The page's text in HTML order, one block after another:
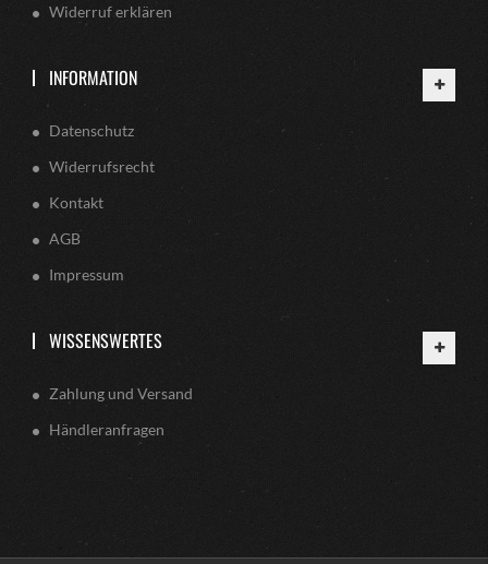
Widerruf erklären
INFORMATION
Datenschutz
Widerrufsrecht
Kontakt
AGB
Impressum
WISSENSWERTES
Zahlung und Versand
Händleranfragen